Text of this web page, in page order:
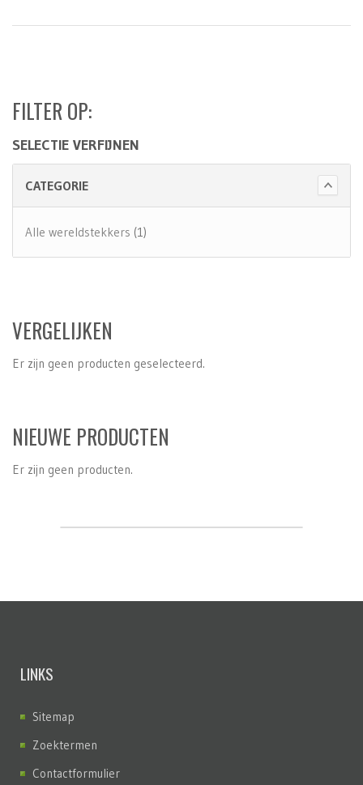
FILTER OP:
SELECTIE VERFIJNEN
CATEGORIE
Alle wereldstekkers (1)
VERGELIJKEN
Er zijn geen producten geselecteerd.
NIEUWE PRODUCTEN
Er zijn geen producten.
LINKS
Sitemap
Zoektermen
Contactformulier